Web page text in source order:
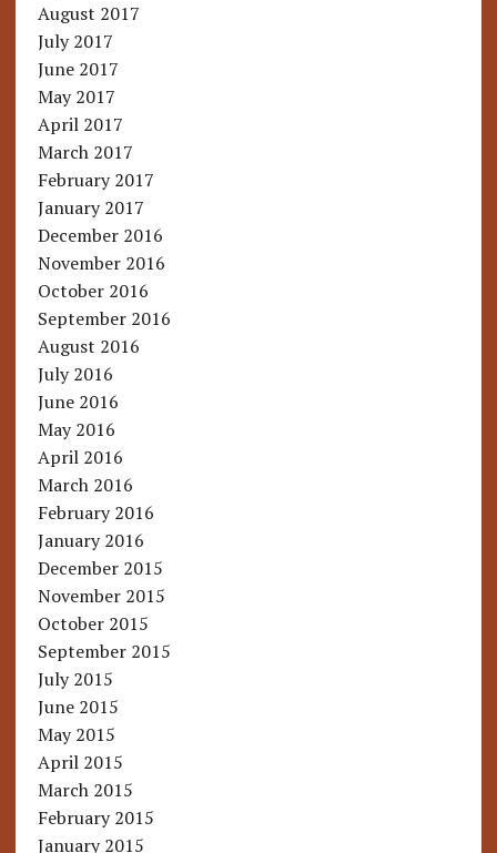
August 2017
July 2017
June 2017
May 2017
April 2017
March 2017
February 2017
January 2017
December 2016
November 2016
October 2016
September 2016
August 2016
July 2016
June 2016
May 2016
April 2016
March 2016
February 2016
January 2016
December 2015
November 2015
October 2015
September 2015
July 2015
June 2015
May 2015
April 2015
March 2015
February 2015
January 2015